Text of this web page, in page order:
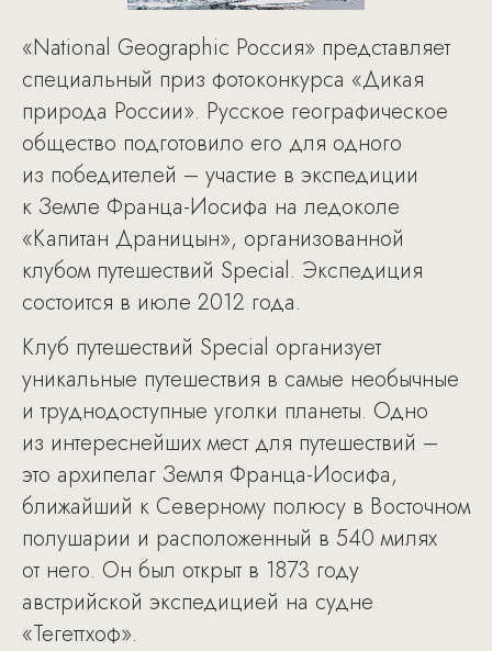
«National Geographic Россия» представляет
специальный приз фотоконкурса «Дикая
природа России». Русское географическое
общество подготовило его для одного
из победителей – участие в экспедиции
к Земле Франца-Иосифа на ледоколе
«Капитан Драницын», организованной
клубом путешествий Special. Экспедиция
состоится в июле 2012 года.
Клуб путешествий Special организует
уникальные путешествия в самые необычные
и труднодоступные уголки планеты. Одно
из интереснейших мест для путешествий –
это архипелаг Земля Франца-Иосифа,
ближайший к Северному полюсу в Восточном
полушарии и расположенный в 540 милях
от него. Он был открыт в 1873 году
австрийской экспедицией на судне
«Тегеттхоф».